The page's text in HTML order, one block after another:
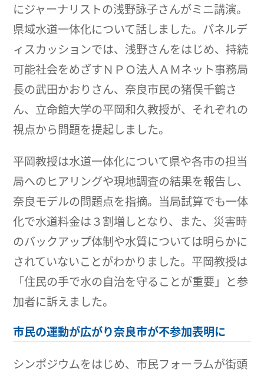
にジャーナリストの浅野詠子さんがミニ講演。
県域水道一体化について話しました。パネルデ
ィスカッションでは、浅野さんをはじめ、持続
可能社会をめざすＮＰＯ法人ＡＭネット事務局
長の武田かおりさん、奈良市民の猪俣千鶴さ
ん、立命館大学の平岡和久教授が、それぞれの
視点から問題を提起しました。
平岡教授は水道一体化について県や各市の担当
局へのヒアリングや現地調査の結果を報告し、
奈良モデルの問題点を指摘。当局試算でも一体
化で水道料金は３割増しとなり、また、災害時
のバックアップ体制や水質については明らかに
されていないことがわかりました。平岡教授は
「住民の手で水の自治を守ることが重要」と参
加者に訴えました。
市民の運動が広がり奈良市が不参加表明に
シンポジウムをはじめ、市民フォーラムが街頭